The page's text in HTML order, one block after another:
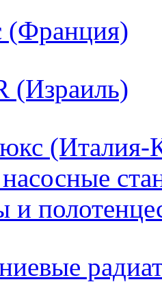
(Франция)
(Израиль)
(Италия-
и